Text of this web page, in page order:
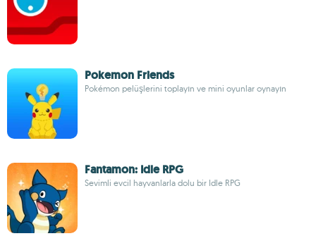
Pokemon Friends
Pokémon pelüşlerini toplayın ve mini oyunlar oynayın
Fantamon: Idle RPG
Sevimli evcil hayvanlarla dolu bir Idle RPG